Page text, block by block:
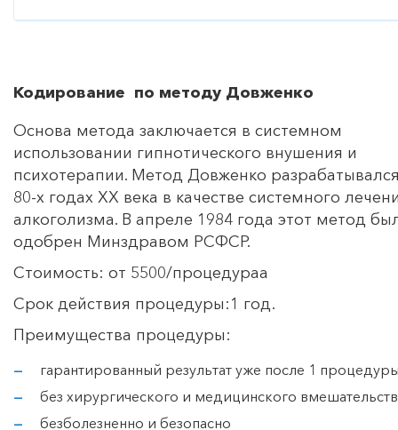
Кодирование по методу Довженко
Основа метода заключается в системном
использовании гипнотического внушения и
психотерапии. Метод Довженко
80-х годах ХХ века в качестве системного
алкоголизма. В апреле 1984 года этот метод
одобрен Минздравом РСФСР.
Стоимость: от 5500/процедураа
Срок действия процедуры:1 год.
Преимущества процедуры:
гарантированный результат уже после 1
без хирургического и медицинского
безболезненно и безопасно